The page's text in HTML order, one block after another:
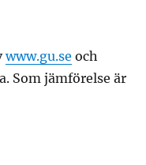
www.gu.se och
Som jämförelse är